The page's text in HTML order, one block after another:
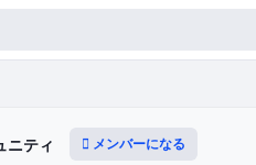
ニティ メンバーになる